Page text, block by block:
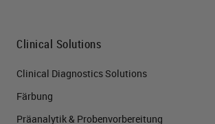
Clinical Solutions
Clinical Diagnostics Solutions
Färbung
Präanalytik & Probenvorbereitung